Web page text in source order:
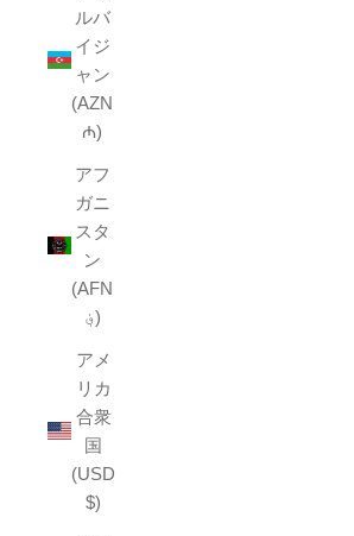
ルバ
イジ
ャン
(AZN
₼)
アフ
ガニ
スタ
ン
(AFN
؋)
アメ
リカ
合衆
国
(USD
$)